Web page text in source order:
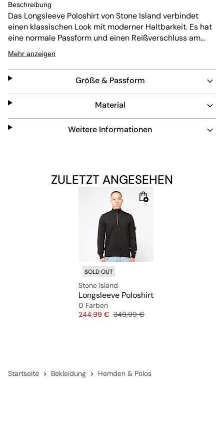
Beschreibung
Das Longsleeve Poloshirt von Stone Island verbindet
einen klassischen Look mit moderner Haltbarkeit. Es hat
eine normale Passform und einen Reißverschluss am
Kragen für verstellbaren Komfort. In Schwarz gehalten, ist
dieses Teil pflegeleicht und langlebig, was es zu einer
vielseitigen Ergänzung für jede Garderobe macht.
Mehr anzeigen
Größe & Passform
Material
Weitere Informationen
ZULETZT ANGESEHEN
SOLD OUT
Stone Island
Longsleeve Poloshirt
0 Farben
Preis
244,99 € Originalpreis
349,99 €
Startseite Bekleidung Hemden & Polos